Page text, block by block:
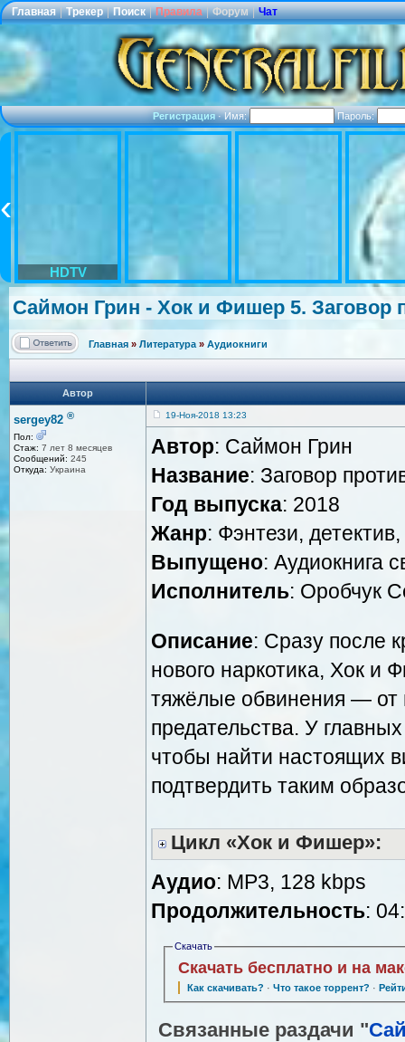
Главная | Трекер | Поиск | Правила | Форум | Чат
Регистрация·Имя: Пароль:
HDTV
Саймон Грин - Хок и Фишер 5. Заговор
Главная » Литература » Аудиокниги
Автор
sergey82 ®
Пол:
Стаж: 7 лет 8 месяцев
Сообщений: 245
Откуда: Украина
19-Ноя-2018 13:23
Автор: Саймон Грин
Название: Заговор
Год выпуска: 2018
Жанр: Фэнтези,
Выпущено: Аудиокнига
Исполнитель: Оробчук
Описание: Сразу после
нового наркотика, Хок
тяжёлые обвинения — от
предательства. У
чтобы найти настоящих
подтвердить таким
Цикл «Хок и Фишер»:
Аудио: MP3, 128 kbps
Продолжительность:
Скачать
Скачать бесплатно и на
Как скачивать? · Что такое торрент? ·
Связанные раздачи "